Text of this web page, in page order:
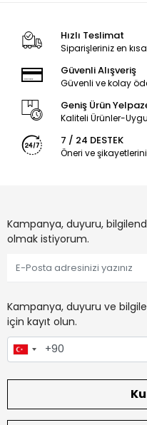
Hızlı Teslimat
Siparişleriniz en
Güvenli Alışveriş
Güvenli ve kolay
Geniş Ürün
Kaliteli Ürünler-
7 / 24 DESTEK
Öneri ve
Kampanya, duyuru,
olmak istiyorum.
Kampanya, duyuru ve
için kayıt olun.